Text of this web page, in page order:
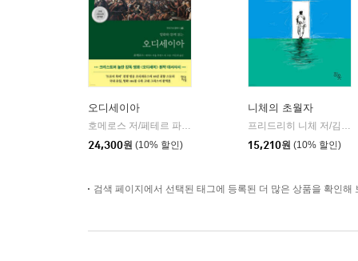
오디세이아
호메로스 저/페테르 파울 루벤스 그림/박문재 역 |
현대지성
24,300원 (10% 할인)
니체의 초월자
프리드리히 니체 저/김철 편역
15,210원 (10% 할인)
검색 페이지에서 선택된 태그에 등록된 더 많은 상품을 확인해